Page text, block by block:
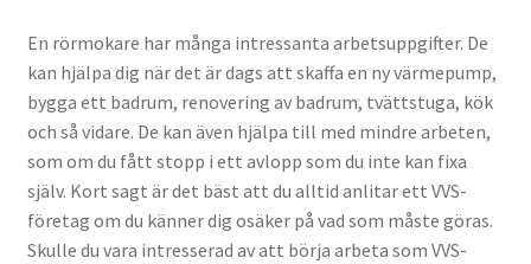
En rörmokare har många intressanta arbetsuppgifter. De
kan hjälpa dig när det är dags att skaffa en ny värmepump,
bygga ett badrum, renovering av badrum, tvättstuga, kök
och så vidare. De kan även hjälpa till med mindre arbeten,
som om du fått stopp i ett avlopp som du inte kan fixa
själv. Kort sagt är det bäst att du alltid anlitar ett VVS-
företag om du känner dig osäker på vad som måste göras.
Skulle du vara intresserad av att börja arbeta som VVS-